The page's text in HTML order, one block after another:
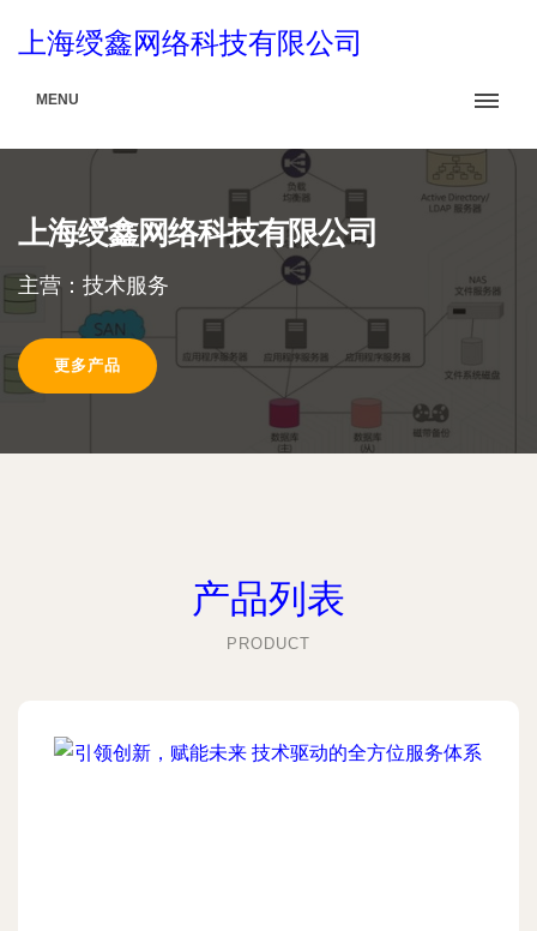
上海绶鑫网络科技有限公司
MENU
上海绶鑫网络科技有限公司
主营：技术服务
更多产品
产品列表
PRODUCT